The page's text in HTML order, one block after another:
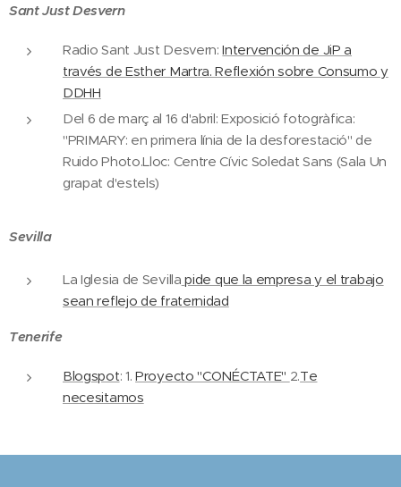
Sant JustDesvern
Radio Sant Just Desvern:Intervención de JiP a
través de Esther Martra. Reflexión sobre Consumo y
DDHH
Del 6 de març al 16 d'abril: Exposició fotogràfica:
"PRIMARY: en primera línia de la desforestació" de
Ruido Photo.Lloc: Centre Cívic Soledat Sans (Sala Un
grapat d'estels)
Sevilla
La Iglesia de Sevilla pide que la empresa y el trabajo
sean reflejo de fraternidad
Tenerife
Blogspot: 1.Proyecto "CONÉCTATE" 2.Te
necesitamos